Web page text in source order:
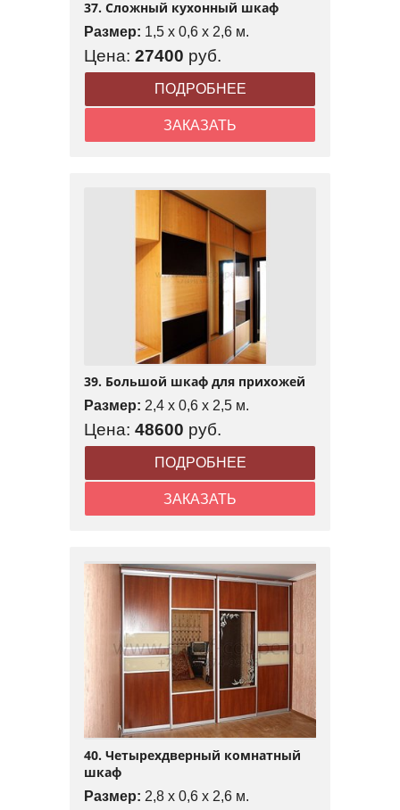
37. Сложный кухонный шкаф
Размер: 1,5 x 0,6 x 2,6 м.
Цена: 27400 руб.
ПОДРОБНЕЕ
ЗАКАЗАТЬ
39. Большой шкаф для прихожей
Размер: 2,4 x 0,6 x 2,5 м.
Цена: 48600 руб.
ПОДРОБНЕЕ
ЗАКАЗАТЬ
40. Четырехдверный комнатный
шкаф
Размер: 2,8 x 0,6 x 2,6 м.